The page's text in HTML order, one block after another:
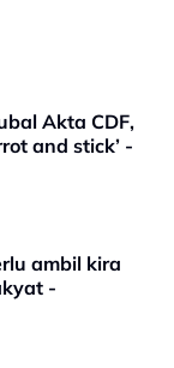
Akta CDF,
and stick’ -
ambil kira
-